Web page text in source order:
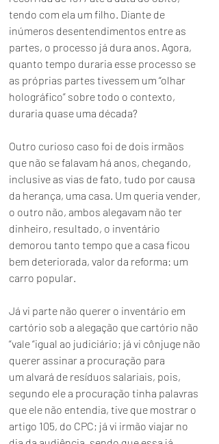
tendo com ela um filho. Diante de
inúmeros desentendimentos entre as
partes, o processo já dura anos. Agora,
quanto tempo duraria esse processo se
as próprias partes tivessem um “olhar
holográfico” sobre todo o contexto,
duraria quase uma década?
Outro curioso caso foi de dois irmãos
que não se falavam há anos, chegando,
inclusive as vias de fato, tudo por causa
da herança, uma casa. Um queria vender,
o outro não, ambos alegavam não ter
dinheiro, resultado, o inventário
demorou tanto tempo que a casa ficou
bem deteriorada, valor da reforma: um
carro popular.
Já vi parte não querer o inventário em
cartório sob a alegação que cartório não
“vale “igual ao judiciário; já vi cônjuge não
querer assinar a procuração para
um alvará de resíduos salariais, pois,
segundo ele a procuração tinha palavras
que ele não entendia, tive que mostrar o
artigo 105, do CPC; já vi irmão viajar no